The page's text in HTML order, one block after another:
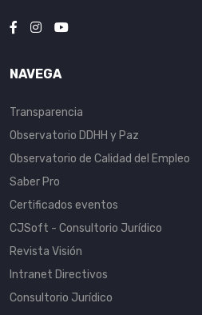
NAVEGA
Transparencia
Observatorio DDHH y Paz
Observatorio de Calidad del Empleo
Saber Pro
Certificados eventos
CJSoft - Consultorio Jurídico
Revista Visión
Intranet Directivos
Consultorio Jurídico